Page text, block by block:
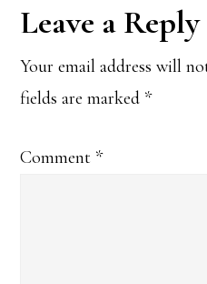
Reader
Interactions
Leave a Reply
Your email address will
fields are marked *
Comment *